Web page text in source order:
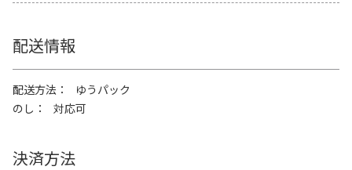
配送情報
配送方法
ゆうパック
のし
対応可
決済方法